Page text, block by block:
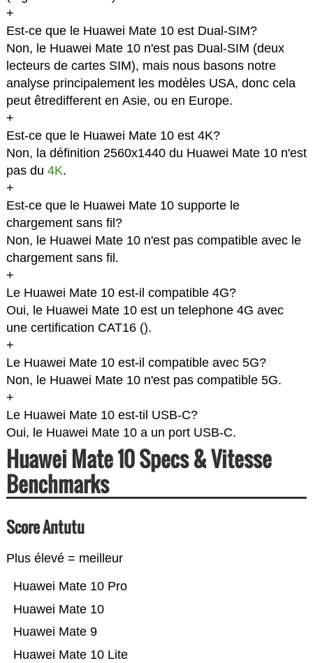
+
Est-ce que le Huawei Mate 10 est Dual-SIM?
Non, le Huawei Mate 10 n'est pas Dual-SIM (deux
lecteurs de cartes SIM), mais nous basons notre
analyse principalement les modèles USA, donc cela
peut êtredifferent en Asie, ou en Europe.
+
Est-ce que le Huawei Mate 10 est 4K?
Non, la définition 2560x1440 du Huawei Mate 10 n'est
pas du 4K.
+
Est-ce que le Huawei Mate 10 supporte le
chargement sans fil?
Non, le Huawei Mate 10 n'est pas compatible avec le
chargement sans fil.
+
Le Huawei Mate 10 est-il compatible 4G?
Oui, le Huawei Mate 10 est un telephone 4G avec
une certification CAT16 ().
+
Le Huawei Mate 10 est-il compatible avec 5G?
Non, le Huawei Mate 10 n'est pas compatible 5G.
+
Le Huawei Mate 10 est-til USB-C?
Oui, le Huawei Mate 10 a un port USB-C.
Huawei Mate 10 Specs & Vitesse
Benchmarks
Score Antutu
Plus élevé = meilleur
Huawei Mate 10 Lite
Huawei Mate 9
Huawei Mate 10
Huawei Mate 10 Pro